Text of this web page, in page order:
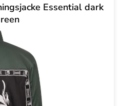
Essential dark